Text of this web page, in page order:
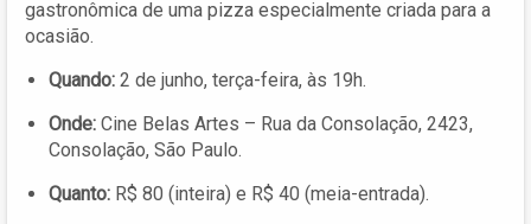
gastronômica de uma pizza especialmente criada para a
ocasião.
Quando: 2 de junho, terça-feira, às 19h.
Onde: Cine Belas Artes – Rua da Consolação, 2423,
Consolação, São Paulo.
Quanto: R$ 80 (inteira) e R$ 40 (meia-entrada).